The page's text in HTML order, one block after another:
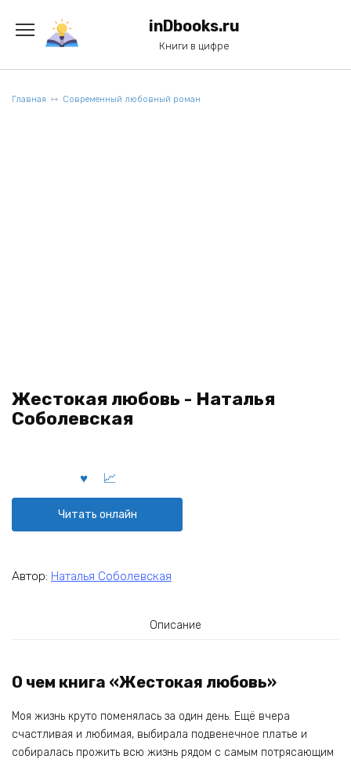
содержанию
inDbooks.ru
Книги в цифре
Главная Современный любовный роман
Жестокая любовь - Наталья
Соболевская
Читать онлайн
Автор: Наталья Соболевская
Описание
О чем книга «Жестокая любовь»
Моя жизнь круто поменялась за один день. Ещё вчера
счастливая и любимая, выбирала подвенечное платье и
собиралась прожить всю жизнь рядом с самым потрясающим